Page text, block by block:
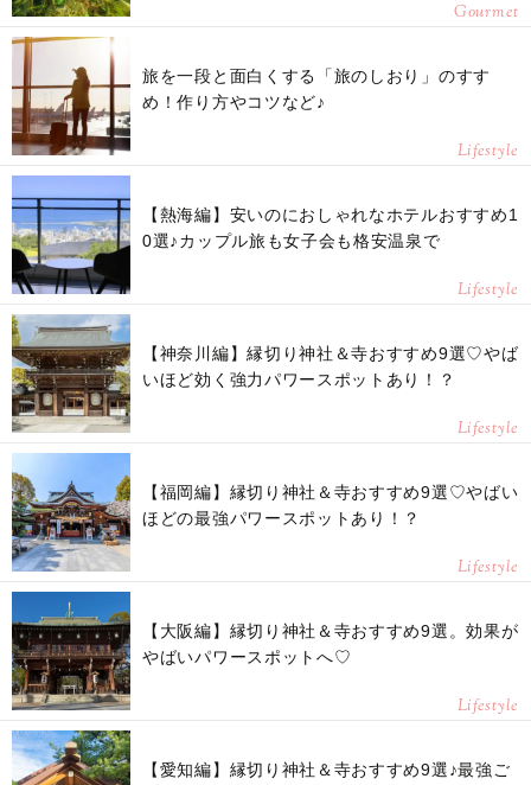
Gourmet
旅を一段と面白くする「旅のしおり」のすす
め！作り方やコツなど♪
Lifestyle
【熱海編】安いのにおしゃれなホテルおすすめ1
0選♪カップル旅も女子会も格安温泉で
Lifestyle
【神奈川編】縁切り神社＆寺おすすめ9選♡やば
いほど効く強力パワースポットあり！？
Lifestyle
【福岡編】縁切り神社＆寺おすすめ9選♡やばい
ほどの最強パワースポットあり！？
Lifestyle
【大阪編】縁切り神社＆寺おすすめ9選。効果が
やばいパワースポットへ♡
Lifestyle
【愛知編】縁切り神社＆寺おすすめ9選♪最強ご